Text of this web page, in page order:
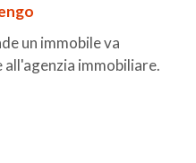
un immobile va
immobiliare.